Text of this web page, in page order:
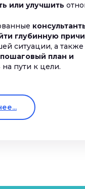
или улучшить
глубинную
ситуации, а также
план и
на пути к цели.